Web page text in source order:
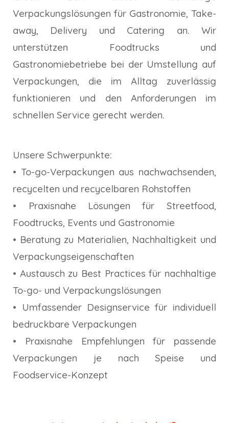
Verpackungslösungen für Gastronomie, Take-
away, Delivery und Catering an. Wir
unterstützen Foodtrucks und
Gastronomiebetriebe bei der Umstellung auf
Verpackungen, die im Alltag zuverlässig
funktionieren und den Anforderungen im
schnellen Service gerecht werden.
Unsere Schwerpunkte:
• To-go-Verpackungen aus nachwachsenden,
recycelten und recycelbaren Rohstoffen
• Praxisnahe Lösungen für Streetfood,
Foodtrucks, Events und Gastronomie
• Beratung zu Materialien, Nachhaltigkeit und
Verpackungseigenschaften
• Austausch zu Best Practices für nachhaltige
To-go- und Verpackungslösungen
• Umfassender Designservice für individuell
bedruckbare Verpackungen
• Praxisnahe Empfehlungen für passende
Verpackungen je nach Speise und
Foodservice-Konzept